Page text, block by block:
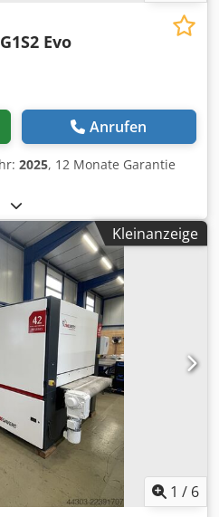
Evo
Anrufen
2025, 12 Monate Garantie
Kleinanzeige
1 / 6